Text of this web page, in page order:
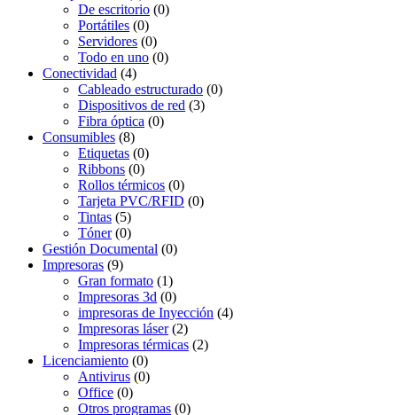
De escritorio (0)
Portátiles (0)
Servidores (0)
Todo en uno (0)
Conectividad (4)
Cableado estructurado (0)
Dispositivos de red (3)
Fibra óptica (0)
Consumibles (8)
Etiquetas (0)
Ribbons (0)
Rollos térmicos (0)
Tarjeta PVC/RFID (0)
Tintas (5)
Tóner (0)
Gestión Documental (0)
Impresoras (9)
Gran formato (1)
Impresoras 3d (0)
impresoras de Inyección (4)
Impresoras láser (2)
Impresoras térmicas (2)
Licenciamiento (0)
Antivirus (0)
Office (0)
Otros programas (0)